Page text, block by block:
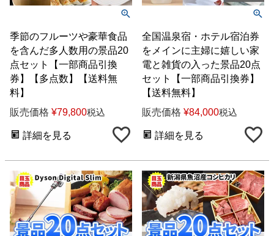
季節のフルーツや豪華食品
を含んだ多人数用の景品20
点セット【一部商品引換
券】【多点数】【送料無
料】
販売価格 ¥79,800税込
詳細を見る
全国温泉宿・ホテル宿泊券
をメインに主婦に嬉しい家
電と雑貨の入った景品20点
セット【一部商品引換券】
【送料無料】
販売価格 ¥84,000税込
詳細を見る